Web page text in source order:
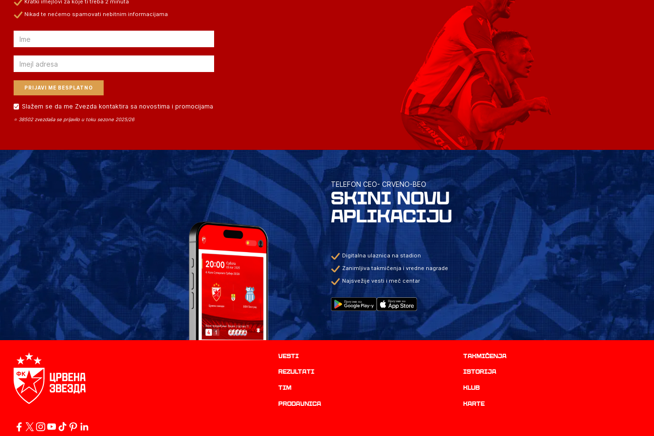
Kratki imejlovi za koje ti treba 2 minuta
Nikad te nećemo spamovati nebitnim informacijama
Email
Email
Slažem se da me Zvezda kontaktira sa novostima i promocijama
⭐ 38502 zvezdaša se prijavilo u toku sezone 2025/26
TELEFON CEO- CRVENO-BEO
SKINI NOVU
APLIKACIJU
Digitalna ulaznica na stadion
Zanimljiva takmičenja i vredne nagrade
Najsvežije vesti i meč centar
Vesti Takmičenja
rezultati istorija
TIM Klub
prodavnica Karte